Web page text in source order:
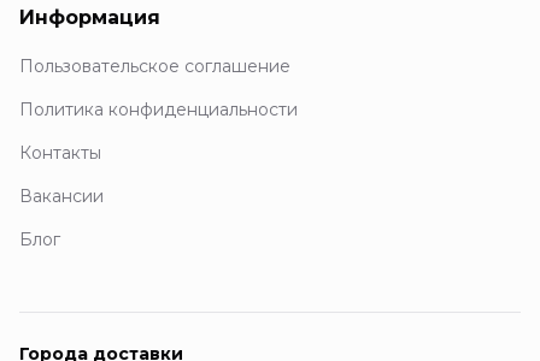
Информация
Пользовательское соглашение
Политика конфиденциальности
Контакты
Вакансии
Блог
Города доставки